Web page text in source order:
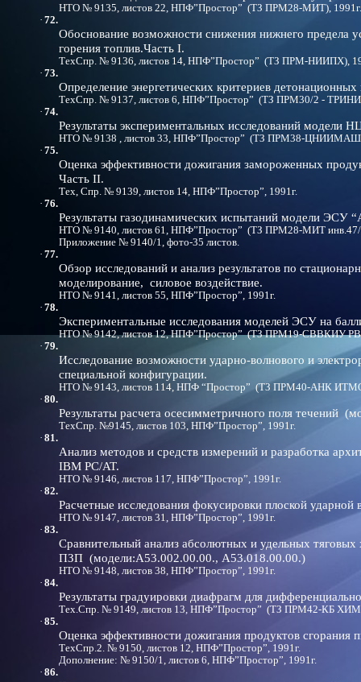
НТО № 9135, листов 22, НПФ”Простор” (ТЗ ПРМ28-МИТ), 1991г.
· 72.
Обоснование возможности снижения нижнего предела
горения топлив.Часть I.
ТехСпр. № 9136, листов 14, НПФ”Простор” (ТЗ ПРМ-НИИПХ),
· 73.
Определение энергетических критериев
ТехСпр. № 9137, листов 6, НПФ”Простор” (ТЗ ПРМ30/2 -
· 74.
Результаты экспериментальных исследований
НТО № 9138 , листов 33, НПФ”Простор” (ТЗ ПРМ38-
· 75.
Оценка эффективности дожигания замороженных
Часть II.
Тех, Спр. № 9139, листов 14, НПФ”Простор”, 1991г.
· 76.
Результаты газодинамических испытаний модели ЭСУ
НТО № 9140, листов 61, НПФ”Простор” (ТЗ ПРМ28-МИТ инв.47/
Приложение № 9140/1, фото-35 листов.
· 77.
Обзор исследований и анализ результатов по
моделирование, силовое воздействие.
НТО № 9141, листов 55, НПФ”Простор”, 1991г.
· 78.
Экспериментальные исследования моделей ЭСУ на
НТО № 9142, листов 12, НПФ”Простор” (ТЗ ПРМ19-СВВКИУ
· 79.
Исследование возможности ударно-волнового и
специальной конфигурации.
НТО № 9143, листов 114, НПФ “Простор” (ТЗ ПРМ40-АНК
· 80.
Результаты расчета осесимметричного поля течений
ТехСпр. №9145, листов 103, НПФ”Простор”, 1991г.
· 81.
Анализ методов и средств измерений и разработка
IBM PC/AT.
НТО № 9146, листов 117, НПФ”Простор”, 1991г.
· 82.
Расчетные исследования фокусировки плоской
НТО № 9147, листов 31, НПФ”Простор”, 1991г.
· 83.
Сравнительный анализ абсолютных и удельных
ПЗП (модели:А53.002.00.00., А53.018.00.00.)
НТО № 9148, листов 38, НПФ”Простор”, 1991г.
· 84.
Результаты градуировки диафрагм для
Тех.Спр. № 9149, листов 13, НПФ”Простор” (ТЗ ПРМ42-КБ
· 85.
Оценка эффективности дожигания продуктов сгорания
ТехСпр.2. № 9150, листов 12, НПФ”Простор”, 1991г.
Дополнение: № 9150/1, листов 6, НПФ”Простор”, 1991г.
· 86.